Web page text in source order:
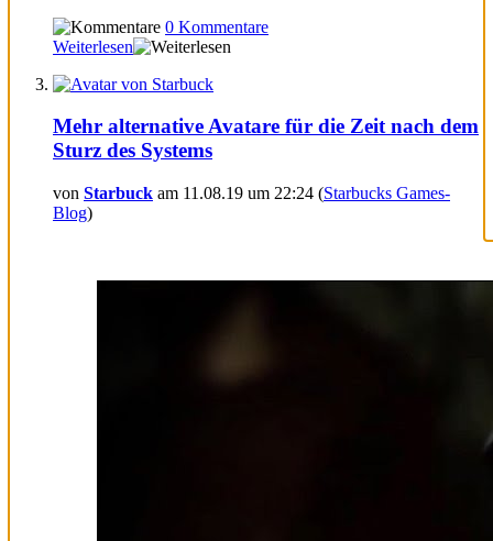
0 Kommentare
Weiterlesen
Mehr alternative Avatare für die Zeit nach dem
Sturz des Systems
von Starbuck am 11.08.19 um 22:24 (Starbucks Games-
Blog)